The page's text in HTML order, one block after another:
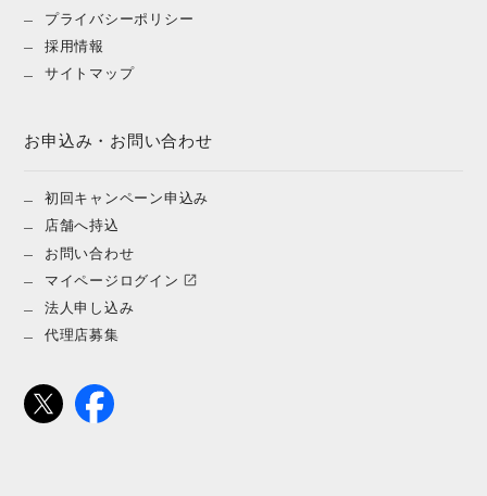
プライバシーポリシー
採用情報
サイトマップ
お申込み・お問い合わせ
初回キャンペーン申込み
店舗へ持込
お問い合わせ
マイページログイン
法人申し込み
代理店募集